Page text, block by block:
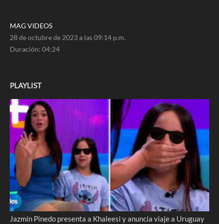
MAG VIDEOS
28 de octubre de 2023 a las 09:14 p.m.
Duración: 04:24
PLAYLIST
Jazmín Pinedo presenta a Khaleesi y anuncia viaje a Uruguay